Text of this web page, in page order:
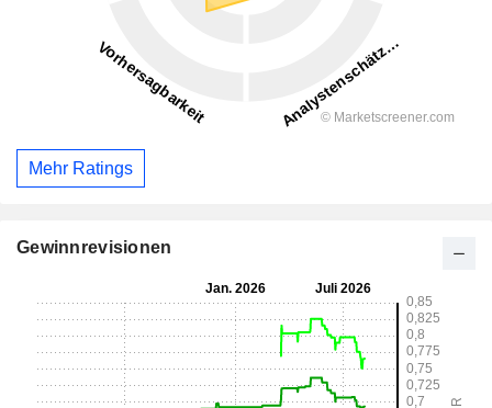
Mehr Ratings
Gewinnrevisionen